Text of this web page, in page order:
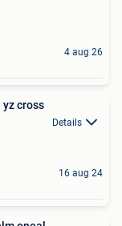
4 aug 26
yz cross
Details
16 aug 24